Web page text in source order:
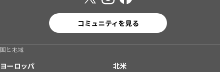
コミュニティを見る
国と地域
ヨーロッパ
北米